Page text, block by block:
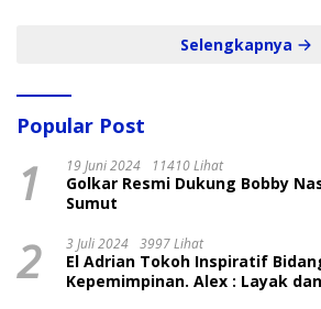
Selengkapnya
Popular Post
1 19 Juni 2024 11410 Lihat
Golkar Resmi Dukung Bobby
Sumut
2 3 Juli 2024 3997 Lihat
El Adrian Tokoh Inspiratif
Kepemimpinan. Alex : Layak